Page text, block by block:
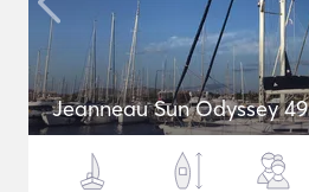
Jeanneau Sun Odyssey 49